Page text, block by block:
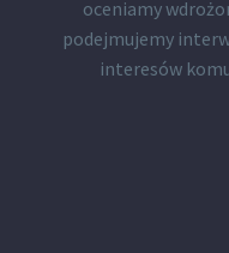
oceniamy
podejmujemy
interesów